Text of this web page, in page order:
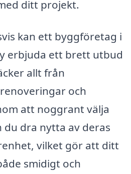
ditt projekt.
kan ett byggföretag i
erbjuda ett brett utbud
allt från
och
att noggrant välja
du dra nytta av deras
vilket gör att ditt
smidigt och